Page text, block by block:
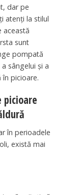
dar pe
atenți la stilul
această
sunt
pompată
sângelui și a
picioare.
picioare
în perioadele
există mai